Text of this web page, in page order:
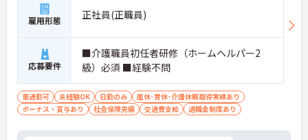
雇用形態 正社員(正職員)
応募要件
■介護職員初任者研修（ホームヘルパー2
級）必須 ■経験不問
車通勤可 未経験OK 日勤のみ
産休･育休･介護休暇取得実績あり
ボーナス・賞与あり
社会保険完備 交通費支給 退職金制度あり